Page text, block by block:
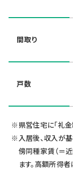
間取り
戸数
県営住宅に「礼金
入居後、収入が
傍同種家賃（＝
ます。高額所得